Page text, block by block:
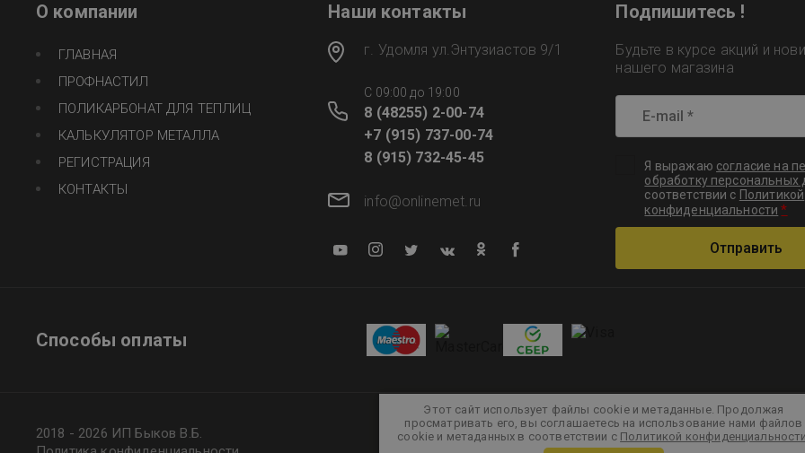
О компании
ГЛАВНАЯ
ПРОФНАСТИЛ
ПОЛИКАРБОНАТ ДЛЯ ТЕПЛИЦ
КАЛЬКУЛЯТОР МЕТАЛЛА
РЕГИСТРАЦИЯ
КОНТАКТЫ
Наши контакты
г. Удомля ул.Энтузиастов 9/1
C 09:00 до 19:00
8 (48255) 2-00-74
+7 (915) 737-00-74
8 (915) 732-45-45
info@onlinemet.ru
Подпишитесь !
Будьте в курсе акций и
нашего магазина
Я выражаю согласие на
обработку персональных
соответствии с Политикой
конфиденциальности *
Отправить
Способы оплаты
2018 - 2026 ИП Быков В.Б.
Этот сайт использует файлы cookie и метаданные. Продолжая
просматривать его, вы соглашаетесь на использование нами файлов
cookie и метаданных в соответствии с Политикой